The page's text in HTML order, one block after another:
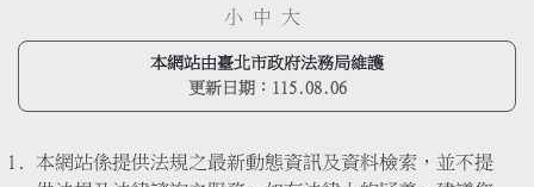
小 中 大
本網站由臺北市政府法務局維護
更新日期： 115.08.06
本網站係提供法規之最新動態資訊及資料檢索，並不提